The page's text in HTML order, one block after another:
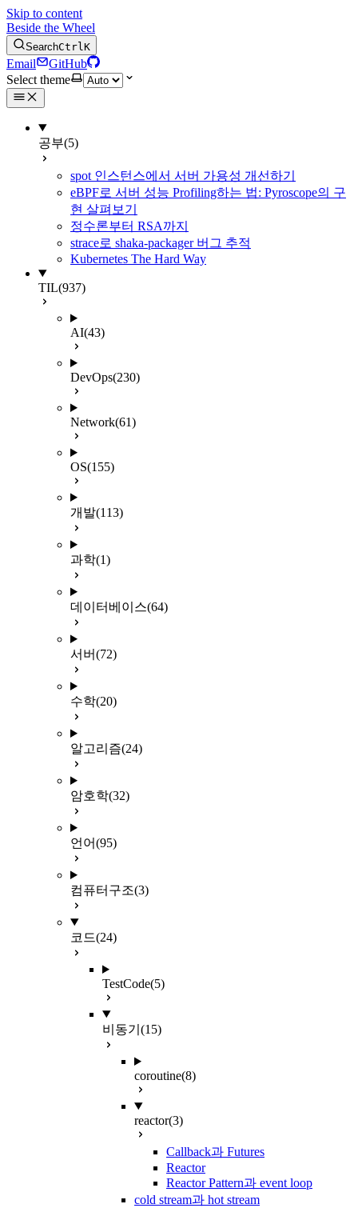
Skip to content
Beside the Wheel
SearchCtrlK
Email
GitHub
Select theme
공부(5)
spot 인스턴스에서 서버 가용성 개선하기
eBPF로 서버 성능 Profiling하는 법: Pyroscope의 구
현 살펴보기
정수론부터 RSA까지
strace로 shaka-packager 버그 추적
Kubernetes The Hard Way
TIL(937)
AI(43)
DevOps(230)
Network(61)
OS(155)
개발(113)
과학(1)
데이터베이스(64)
서버(72)
수학(20)
알고리즘(24)
암호학(32)
언어(95)
컴퓨터구조(3)
코드(24)
TestCode(5)
비동기 (15)
coroutine(8)
reactor(3)
Callback과 Futures
Reactor
Reactor Pattern과 event loop
cold stream과 hot stream